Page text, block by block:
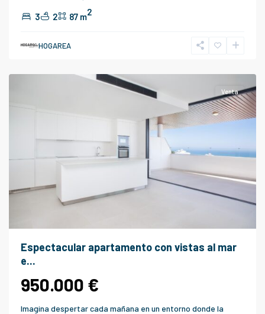
3 2 87 m2
HOGAREA
Venta
Espectacular apartamento con vistas al mar
e...
950.000 €
Imagina despertar cada mañana en un entorno donde la